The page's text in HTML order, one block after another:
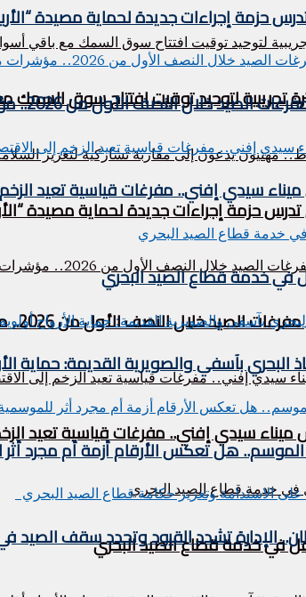
لتوحيد توقيت افتتاح سوق السمك
تدرس حزمة إجراءات جديدة لحماية مصيدة
من 2026.. مؤشرات مقلقة تعكس تحديات المصايد المتوسطية
سيدي إفني.. مفرغات قياسية تعيد
خدمة قطاع الصيد البحري
حزمة إجراءات جديدة لحماية مصيدة
من 2026.. مؤشرات مقلقة تعكس تحديات المصايد المتوسطية
سيدي إفني.. مفرغات قياسية تعيد الزخم
خدمة قطاع الصيد البحري
البحري بآسفي والصويرية القديمة: حماية
هل تعكس الأرقام أزمة أم مجرد
تشدد القيود وتحدد سقف الصيد في 500 كيلوغرام